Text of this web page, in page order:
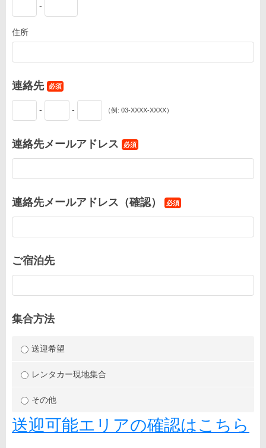
-
住所
連絡先 必須
- - （例: 03-XXXX-XXXX）
連絡先メールアドレス 必須
連絡先メールアドレス（確認） 必須
ご宿泊先
集合方法
送迎希望
レンタカー現地集合
その他
送迎可能エリアの確認はこちら